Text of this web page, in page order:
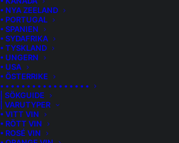
• NYA ZEELAND
• PORTUGAL
• SPANIEN
• SYDAFRIKA
• TYSKLAND
• UNGERN
• USA
• ÖSTERRIKE
• • • • • • • • • • • • • • • • •
| SÖKGUIDE
| VARUTYPER
• VITT VIN
• RÖTT VIN
• ROSÉ VIN